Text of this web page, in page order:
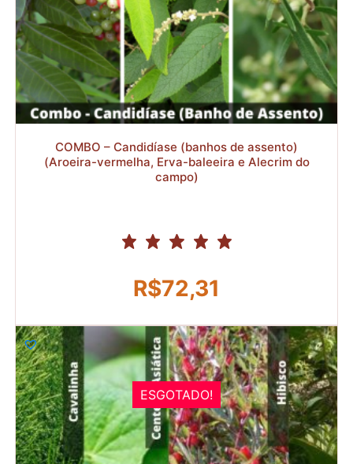
COMBO – Candidíase (banhos de assento)
(Aroeira-vermelha, Erva-baleeira e Alecrim do
campo)
R$72,31
R$
ESGOTADO!